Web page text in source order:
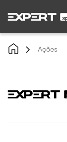
Ações